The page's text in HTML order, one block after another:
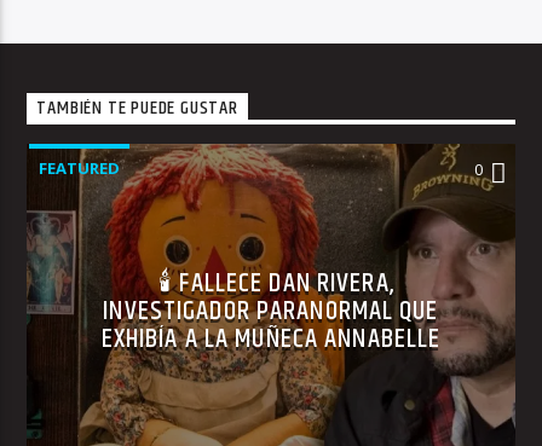
TAMBIÉN TE PUEDE GUSTAR
FEATURED 0
🕯 FALLECE DAN RIVERA,
INVESTIGADOR PARANORMAL QUE
EXHIBÍA A LA MUÑECA ANNABELLE